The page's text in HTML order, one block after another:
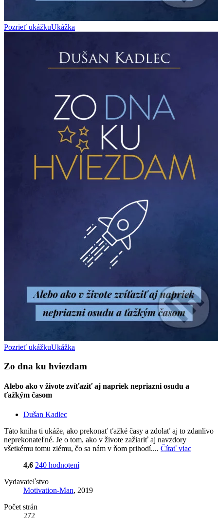
Pozrieť ukážkuUkážka
Pozrieť ukážkuUkážka
Zo dna ku hviezdam
Alebo ako v živote zvíťaziť aj napriek nepriazni osudu a
ťažkým časom
Dušan Kadlec
Táto kniha ti ukáže, ako prekonať ťažké časy a zdolať aj to zdanlivo
neprekonateľné. Je o tom, ako v živote zažiariť aj navzdory
všetkému tomu zlému, čo sa nám v ňom prihodí.... Čítať viac
4,6 240 hodnotení
Vydavateľstvo
Motivation-Man, 2019
Počet strán
272